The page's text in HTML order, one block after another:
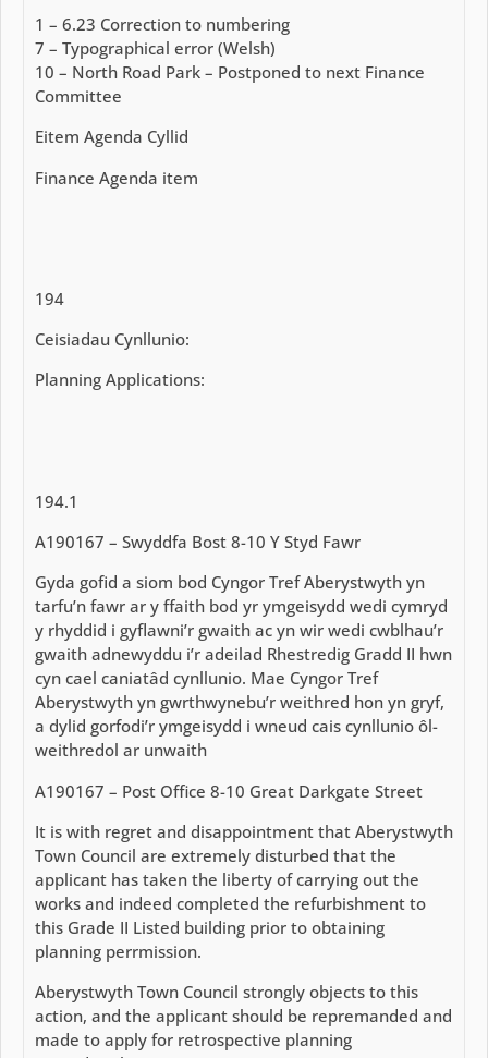
1 – 6.23 Correction to numbering
7 – Typographical error (Welsh)
10 – North Road Park – Postponed to next Finance
Committee
Eitem Agenda Cyllid
Finance Agenda item
194
Ceisiadau Cynllunio:
Planning Applications:
194.1
A190167 – Swyddfa Bost 8-10 Y Styd Fawr
Gyda gofid a siom bod Cyngor Tref Aberystwyth yn
tarfu’n fawr ar y ffaith bod yr ymgeisydd wedi cymryd
y rhyddid i gyflawni’r gwaith ac yn wir wedi cwblhau’r
gwaith adnewyddu i’r adeilad Rhestredig Gradd II hwn
cyn cael caniatâd cynllunio. Mae Cyngor Tref
Aberystwyth yn gwrthwynebu’r weithred hon yn gryf,
a dylid gorfodi’r ymgeisydd i wneud cais cynllunio ôl-
weithredol ar unwaith
A190167 – Post Office 8-10 Great Darkgate Street
It is with regret and disappointment that Aberystwyth
Town Council are extremely disturbed that the
applicant has taken the liberty of carrying out the
works and indeed completed the refurbishment to
this Grade II Listed building prior to obtaining
planning perrmission.
Aberystwyth Town Council strongly objects to this
action, and the applicant should be repremanded and
made to apply for retrospective planning